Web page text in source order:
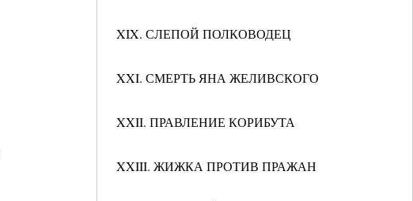
XIX. СЛЕПОЙ ПОЛКОВОДЕЦ
XXI. СМЕРТЬ ЯНА ЖЕЛИВСКОГО
XXII. ПРАВЛЕНИЕ КОРИБУТА
XXIII. ЖИЖКА ПРОТИВ ПРАЖАН